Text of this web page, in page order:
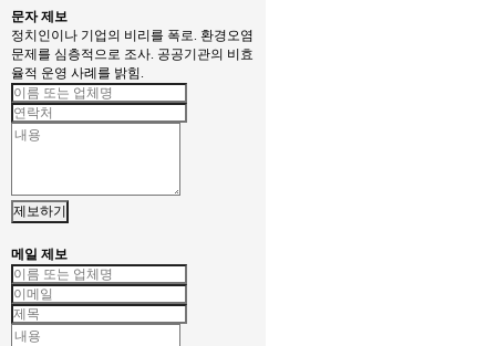
문자 제보
정치인이나 기업의 비리를 폭로. 환경오염
문제를 심층적으로 조사. 공공기관의 비효
율적 운영 사례를 밝힘.
제보하기
메일 제보